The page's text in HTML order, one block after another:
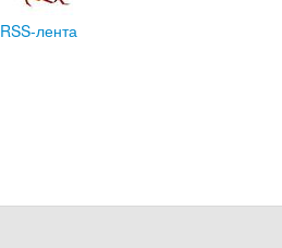
RSS-лента